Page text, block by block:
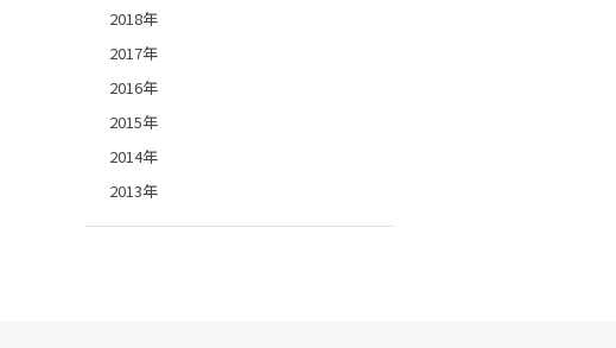
2018年
2017年
2016年
2015年
2014年
2013年